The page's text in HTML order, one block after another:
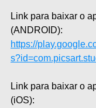
Link para baixar o
(ANDROID):
https://
Link para baixar o
(iOS):